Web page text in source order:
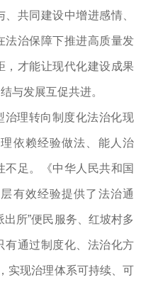
共同建设中增进感情、
法治保障下推进高质量发
，才能让现代化建设成果
与发展互促共进。
治理转向制度化法治化现
依赖经验做法、能人治
足。《中华人民共和国
有效经验提供了法治通
所”便民服务、红坡村多
有通过制度化、法治化方
实现治理体系可持续、可